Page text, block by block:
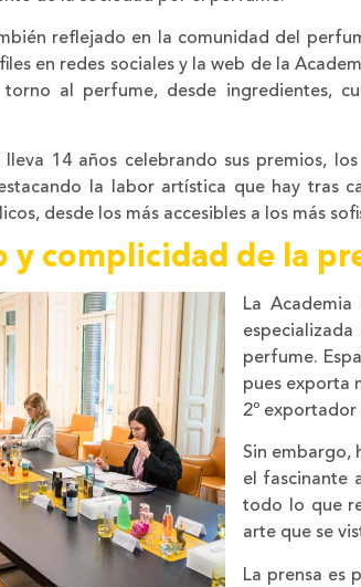
reflejado en la comunidad del
en redes sociales y la web de la
al perfume, desde ingredientes,
14 años celebrando sus premios,
la labor artística que hay tras
desde los más accesibles a los más
y complicidad de la
La
perfume.
pues exporta
2º
Sin embargo,
el fascinante
todo lo que
arte que se
La prensa es